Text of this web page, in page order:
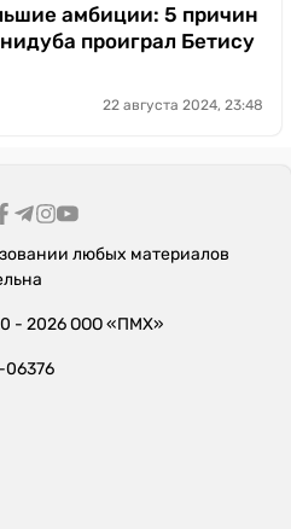
амбиции: 5 причин
проиграл Бетису
22 августа 2024, 23:48
любых материалов
- 2026 ООО «ПМХ»
06376